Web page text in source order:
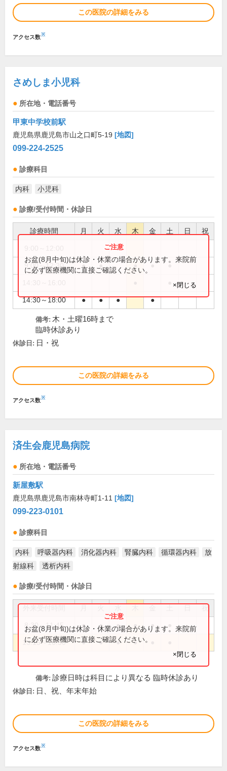
この医院の詳細をみる
アクセス数※
さめしま小児科
所在地・電話番号
甲東中学校前駅
鹿児島県鹿児島市山之口町5-19 [地図]
099-224-2525
診療科目
内科 小児科
診療/受付時間・休診日
診療時間 月 火 水 木 金 土 日 祝
●
9:00～12:30 ● ● ● ● ●
14:30～18:00 ● ● ● ●
お盆(8月中旬)は休診・休業の場合があります。来院前
に必ず医療機関に直接ご確認ください。
×閉じる
備考: 木・土曜16時まで
臨時休診あり
休診日: 日・祝
この医院の詳細をみる
アクセス数※
済生会鹿児島病院
所在地・電話番号
新屋敷駅
鹿児島県鹿児島市南林寺町1-11 [地図]
099-223-0101
診療科目
内科 呼吸器内科 消化器内科 腎臓内科 循環器内科
放
射線科
透析内科
診療/受付時間・休診日
祝
8:30～11:45 ● ● ● ● ●
13:15～16:50 ● ● ● ●
お盆(8月中旬)は休診・休業の場合があります。来院前
に必ず医療機関に直接ご確認ください。
×閉じる
備考: 診療日時は科目により異なる 臨時休診あり
休診日: 日、祝、年末年始
この医院の詳細をみる
アクセス数※